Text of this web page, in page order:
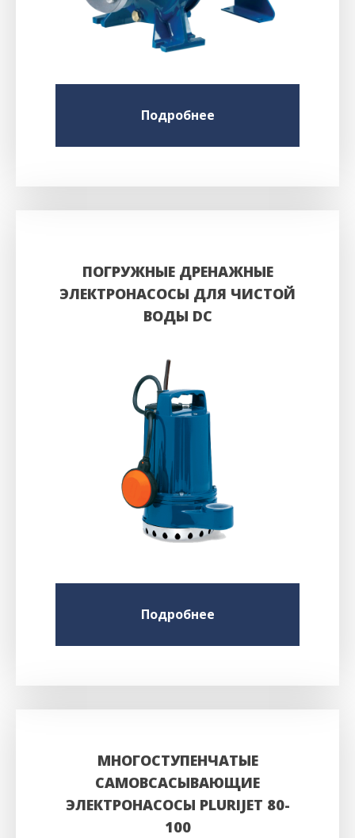
Подробнее
ПОГРУЖНЫЕ ДРЕНАЖНЫЕ
ЭЛЕКТРОНАСОСЫ ДЛЯ ЧИСТОЙ
ВОДЫ DC
Подробнее
МНОГОСТУПЕНЧАТЫЕ
САМОВСАСЫВАЮЩИЕ
ЭЛЕКТРОНАСОСЫ PLURIJET 80-
100